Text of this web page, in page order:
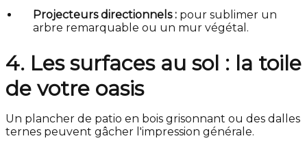
Projecteurs directionnels : pour sublimer un
arbre remarquable ou un mur végétal.
4. Les surfaces au sol : la toile
de votre oasis
Un plancher de patio en bois grisonnant ou des dalles
ternes peuvent gâcher l'impression générale.